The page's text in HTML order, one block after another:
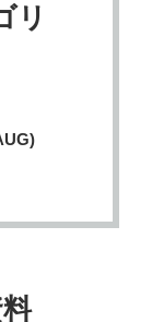
リ